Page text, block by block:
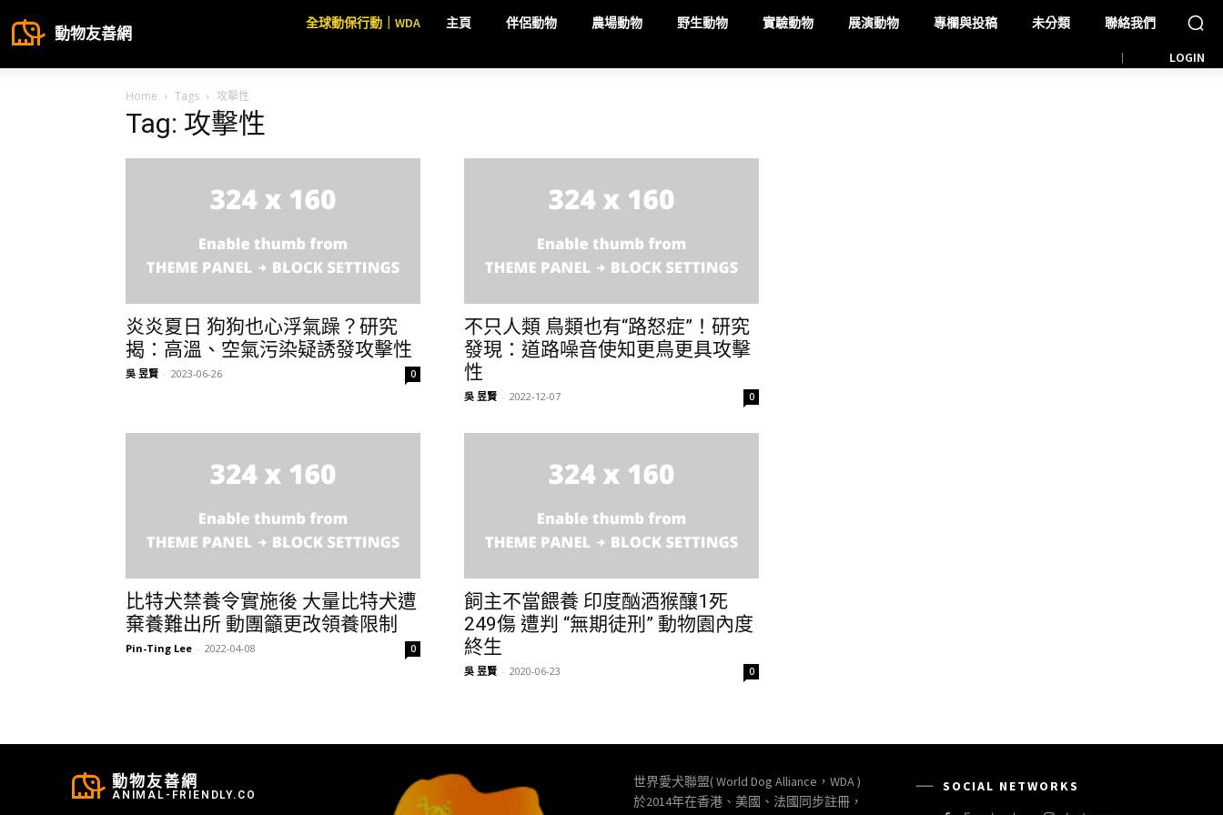
動物友善網
全球動保行動｜WDA 主頁 伴侶動物 農場動物 野生動物 實驗動物 展演動物 專欄與投稿 未分類 聯絡我們
LOGIN
Home Tags 攻擊性
Tag: 攻擊性
炎炎夏日 狗狗也心浮氣躁？研究
揭：高溫、空氣污染疑誘發攻擊性
吳 昱賢 - 2023-06-26 0
不只人類 鳥類也有“路怒症”！研究
發現：道路噪音使知更鳥更具攻擊
性
吳 昱賢 - 2022-12-07 0
比特犬禁養令實施後 大量比特犬遭
棄養難出所 動團籲更改領養限制
Pin-Ting Lee - 2022-04-08 0
飼主不當餵養 印度酗酒猴釀1死
249傷 遭判 “無期徒刑” 動物園內度
終生
吳 昱賢 - 2020-06-23 0
動物友善網
ANIMAL-FRIENDLY.CO
世界愛犬聯盟( World Dog Alliance，WDA )
於2014年在香港、美國、法國同步註冊，
SOCIAL NETWORKS